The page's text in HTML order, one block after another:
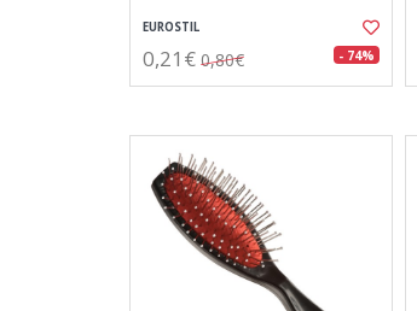
EUROSTIL
0,21€ 0,80€ - 74%